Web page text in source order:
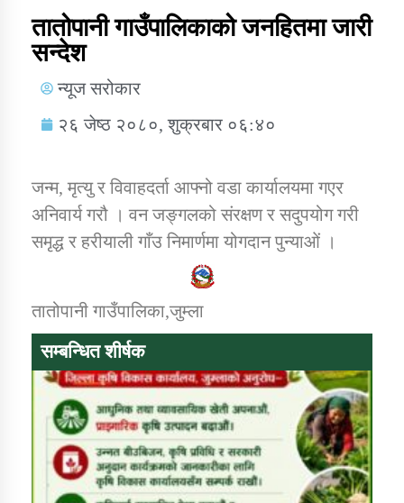
Trending Now
कुषि बिकास कार्यालय जुम्ला सुचना सन्देश
डिभिजन कार्यालय जुम्लाको सुचना सन्देश
सामाजिक बिकास कार्यालय जुम्लाकाे सुचना
तातोपानी गाउँपालिकाको जनहितमा जारी
सन्देश
न्यूज सरोकार
२६ जेष्ठ २०८०, शुक्रबार ०६:४०
जन्म, मृत्यु र विवाहदर्ता आफ्नो वडा कार्यालयमा गएर
अनिवार्य गरौ । वन जङ्गलको संरक्षण र सदुपयोग गरी
समृद्ध र हरीयाली गाँउ निमार्णमा योगदान पुन्याओं ।
तातोपानी गाउँपालिका,जुम्ला
सम्बन्धित शीर्षक